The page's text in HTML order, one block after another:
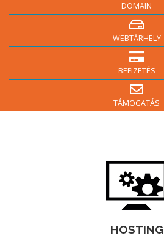
DOMAIN
WEBTÁRHELY
BEFIZETÉS
TÁMOGATÁS
HOSTING